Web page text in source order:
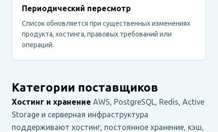
Периодический пересмотр
Список обновляется при существенных изменениях
продукта, хостинга, правовых требований или
операций.
Категории поставщиков
Хостинг и хранение AWS, PostgreSQL, Redis, Active
Storage и серверная инфраструктура
поддерживают хостинг, постоянное хранение, кэш,